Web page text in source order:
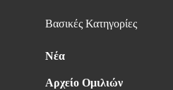
Βασικές Κατηγορίες
Νέα
Αρχείο Ομιλιών